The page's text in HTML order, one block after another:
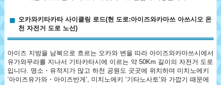
오카와키타카타 사이클링 로드(현 도로:아이즈와카마쓰 아쓰시오 온
천 자전거 도로 노선)
아이즈 지방을 남북으로 흐르는 오카와 변을 따라 아이즈와카마쓰시에서
유가와무라를 지나서 기타카타시에 이르는 약 50Km 길이의 자전거 도로
입니다. 명소・유적지가 많고 하천 공원도 곳곳에 위치하며 미치노에키
‘아이즈유가와・아이즈반게’, 미치노에키 ‘기타노사토’와 가깝기 때문에